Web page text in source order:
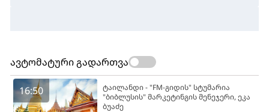
ავტომატური გადართვა
16:50
ტაილანდი - "FM-გიდის" სტუმარია
"ბიბლუსის" მარკეტინგის მენეჯერი, ეკა
ბუაძე